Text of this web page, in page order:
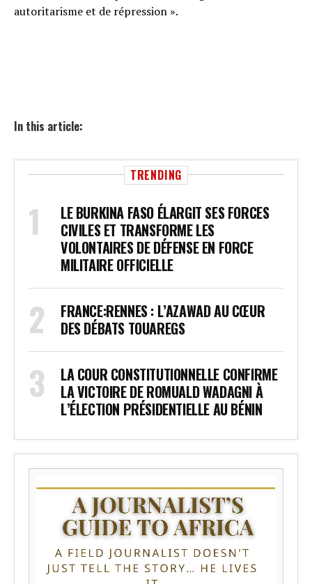
autoritarisme et de répression ».
In this article:
TRENDING
LE BURKINA FASO ÉLARGIT SES FORCES
CIVILES ET TRANSFORME LES
VOLONTAIRES DE DÉFENSE EN FORCE
MILITAIRE OFFICIELLE
FRANCE:RENNES : L’AZAWAD AU CŒUR
DES DÉBATS TOUAREGS
LA COUR CONSTITUTIONNELLE CONFIRME
LA VICTOIRE DE ROMUALD WADAGNI À
L’ÉLECTION PRÉSIDENTIELLE AU BÉNIN